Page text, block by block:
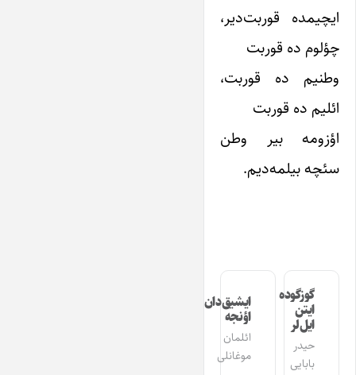
ایچیمده قوربت‌دیر،
چؤلوم ده قوربت
وطنیم ده قوربت،
ائلیم ده قوربت
اؤزومه بیر وطن
سئچه بیلمه‌دیم.
گوزگوده
ایتن
ایل‌لر
حیدر
بابایی
ایشیق‌دان
اؤنجه
ائلمان
موغانلی